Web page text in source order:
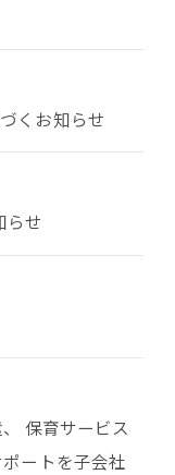
くお知らせ
らせ
保育サービス
ートを子会社